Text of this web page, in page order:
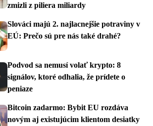
zmizli z piliera miliardy
Slováci majú 2. najlacnejšie potraviny v
EÚ: Prečo sú pre nás také drahé?
Podvod sa nemusí volať krypto: 8
signálov, ktoré odhalia, že prídete o
peniaze
Bitcoin zadarmo: Bybit EU rozdáva
novým aj existujúcim klientom desiatky